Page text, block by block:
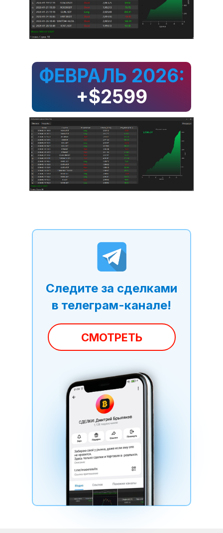
ФЕВРАЛЬ 2026:
+$2599
Следите за сделками
в телеграм-канале!
СМОТРЕТЬ